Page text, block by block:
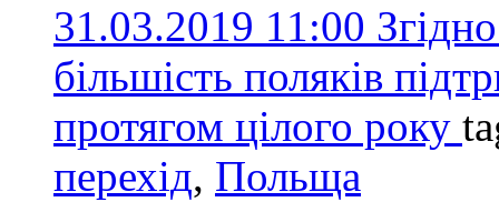
31.03.2019 11:00
більшість поляків
протягом цілого року
перехід, Польща